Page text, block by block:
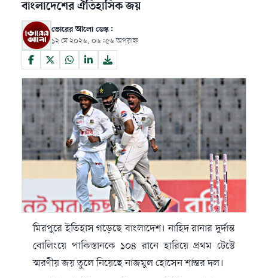
বাংলাদেশের ঐতিহাসিক জয়
ভোরের আলো ডেস্ক:
১২ মে ২০২৬, ০৬:৫৬ অপরাহ্ন
মিরপুরে ইতিহাস গড়েছে বাংলাদেশ। নাহিদ রানার দুর্দান্ত
বোলিংয়ে পাকিস্তানকে ১০৪ রানে হারিয়ে প্রথম টেস্টে
স্মরণীয় জয় তুলে নিয়েছে নাজমুল হোসেন শান্তর দল।